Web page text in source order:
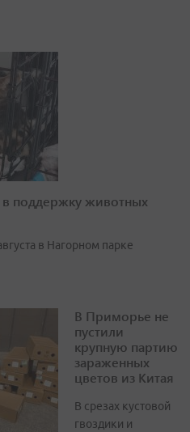
в поддержку животных
в Нагорном парке
В Приморье не
пустили
крупную партию
зараженных
цветов из Китая
В срезах кустовой
гвоздики и